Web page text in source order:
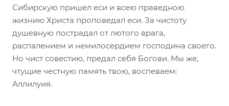
Сибирскую пришел еси и всею праведною
жизнию Христа проповедал еси. За чистоту
душевную пострадал от лютого врага,
распалением и немилосердием господина своего.
Но чист совестию, предал себя Богови. Мы же,
чтущие честную память твою, воспеваем:
Аллилуия.